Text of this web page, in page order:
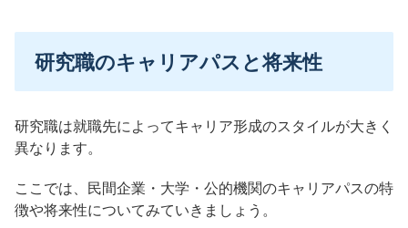
研究職のキャリアパスと将来性
研究職は就職先によってキャリア形成のスタイルが大きく
異なります。
ここでは、民間企業・大学・公的機関のキャリアパスの特
徴や将来性についてみていきましょう。